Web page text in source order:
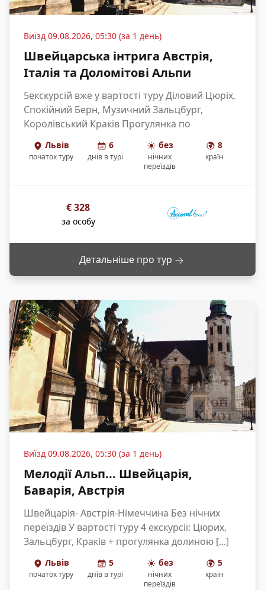
Виїзд 09.08.2026, 05:30 (за 1 день)
Швейцарська інтрига Австрія,
Італія та Доломітові Альпи
5екскурсій вже у вартості туру Діловий Цюріх,
Спокійний Берн, Музичний Зальцбург,
Королівський Краків Прогулянка по
Львів
початок туру
6
днів в турі
без
нічних
переїздів
8
країн
€328
за особу
Детальніше про тур
Виїзд 09.08.2026, 05:30 (за 1 день)
Мелодії Альп... Швейцарія,
Баварія, Австрія
Швейцарія- Австрія-Німеччина Без нічних
переїздів У вартості туру 4 екскурсії: Цюрих,
Зальцбург, Краків + прогулянка долиною [...]
Львів
початок туру
5
днів в турі
без
нічних
переїздів
5
країн